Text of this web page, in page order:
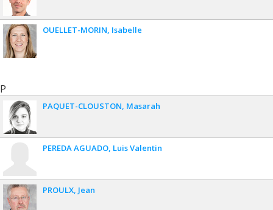
OUELLET-MORIN Isabelle
P
PAQUET-CLOUSTON Masarah
PEREDA AGUADO Luis Valentin
PROULX Jean